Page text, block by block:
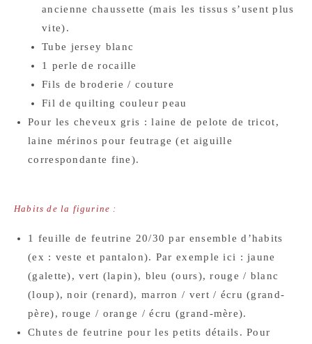
ancienne chaussette (mais les tissus s’usent plus
vite).
Tube jersey blanc
1 perle de rocaille
Fils de broderie / couture
Fil de quilting couleur peau
Pour les cheveux gris : laine de pelote de tricot,
laine mérinos pour feutrage (et aiguille
correspondante fine).
Habits de la figurine :
1 feuille de feutrine 20/30 par ensemble d’habits
(ex : veste et pantalon). Par exemple ici : jaune
(galette), vert (lapin), bleu (ours), rouge / blanc
(loup), noir (renard), marron / vert / écru (grand-
père), rouge / orange / écru (grand-mère).
Chutes de feutrine pour les petits détails. Pour